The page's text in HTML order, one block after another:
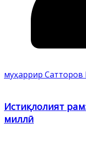
муҳаррир
Истиқлолият
миллӣ